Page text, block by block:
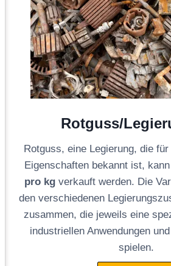
Rotguss/
Rotguss, eine Legierung, die
Eigenschaften bekannt ist,
pro kg verkauft werden. Die
den verschiedenen
zusammen, die jeweils eine
industriellen Anwendungen
spielen.